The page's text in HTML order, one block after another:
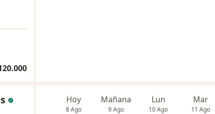
Hoy
8 Ago
Mañana
9 Ago
Lun
10 Ago
Mar
11 Ago